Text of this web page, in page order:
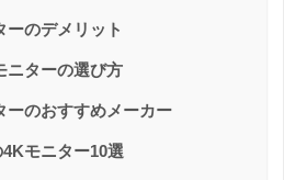
のデメリット
ニターの選び方
ーのおすすめメーカー
モニター10選